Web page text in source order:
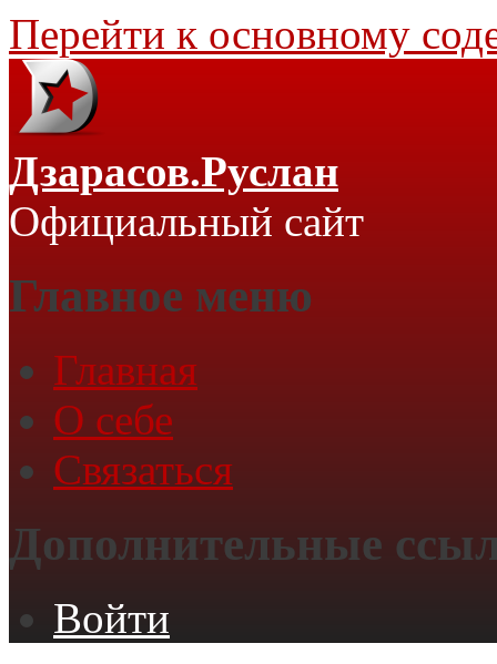
Перейти к основному
Дзарасов.Руслан
Официальный сайт
Главное меню
Главная
О себе
Связаться
Дополнительные
Войти